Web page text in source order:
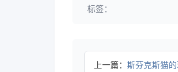
标签：
上一篇： 斯芬克斯猫